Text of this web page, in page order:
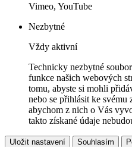
Vimeo, YouTube
Nezbytné
Vždy aktivní
Technicky nezbytné
funkce našich webových
tomu, abyste si mohli
nebo se přihlásit ke
abychom z nich o Vás
takto získané údaje
Uložit nastavení Souhlasím